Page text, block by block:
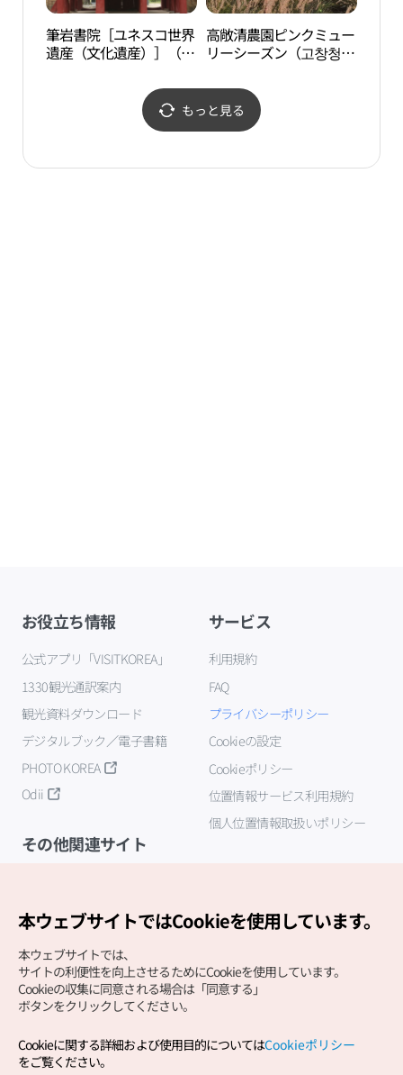
筆岩書院［ユネスコ世界
遺産（文化遺産）］（필
高敞清農園ピンクミュー
リーシーズン（고창청농
もっと見る
お役立ち情報
公式アプリ「VISITKOREA」
1330観光通訳案内
観光資料ダウンロード
デジタルブック／電子書籍
PHOTO KOREA
Odii
サービス
利用規約
FAQ
プライバシーポリシー
Cookieの設定
Cookieポリシー
位置情報サービス利用規約
個人位置情報取扱いポリシー
その他関連サイト
Copyright (c) Korea Tourism Organization All Rights
本ウェブサイトではCookieを使用しています。
本ウェブサイトでは、
サイトの利便性を向上させるためにCookieを使用しています。
Cookieの収集に同意される場合は「同意する」
ボタンをクリックしてください。
Cookieに関する詳細および使用目的についてはCookieポリシー
をご覧ください。